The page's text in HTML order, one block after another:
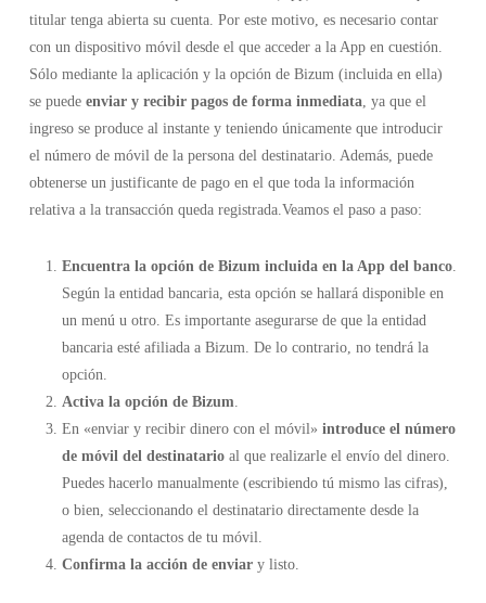
titular tenga abierta su cuenta. Por este motivo, es necesario contar
con un dispositivo móvil desde el que acceder a la App en cuestión.
Sólo mediante la aplicación y la opción de Bizum (incluida en ella)
se puede enviar y recibir pagos de forma inmediata, ya que el
ingreso se produce al instante y teniendo únicamente que introducir
el número de móvil de la persona del destinatario. Además, puede
obtenerse un justificante de pago en el que toda la información
relativa a la transacción queda registrada.Veamos el paso a paso:
Encuentra la opción de Bizum incluida en la App del banco.
Según la entidad bancaria, esta opción se hallará disponible en
un menú u otro. Es importante asegurarse de que la entidad
bancaria esté afiliada a Bizum. De lo contrario, no tendrá la
opción.
Activa la opción de Bizum.
En «enviar y recibir dinero con el móvil» introduce el número
de móvil del destinatarioal que realizarle el envío del dinero.
Puedes hacerlo manualmente (escribiendo tú mismo las cifras),
o bien, seleccionando el destinatario directamente desde la
agenda de contactos de tu móvil.
Confirma la acción de enviary listo.